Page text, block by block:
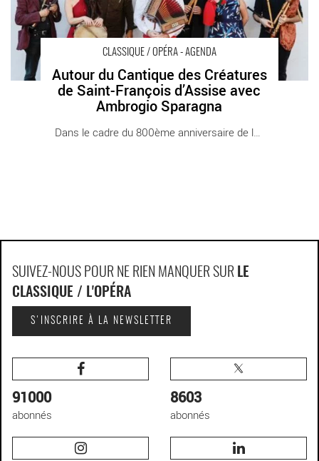
CLASSIQUE / OPÉRA - AGENDA
Autour du Cantique des Créatures
de Saint-François d’Assise avec
Ambrogio Sparagna
Dans le cadre du 800ème anniversaire de la [...]
SUIVEZ-NOUS POUR NE RIEN MANQUER SUR LE
CLASSIQUE / L'OPÉRA
S'INSCRIRE À LA NEWSLETTER
91000
abonnés
8603
abonnés